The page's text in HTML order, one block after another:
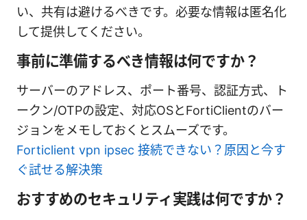
い、共有は避けるべきです。必要な情報は匿名化
して提供してください。
事前に準備するべき情報は何ですか？
サーバーのアドレス、ポート番号、認証方式、ト
ークン/OTPの設定、対応OSとFortiClientのバー
ジョンをメモしておくとスムーズです。
Forticlient vpn ipsec 接続できない？原因と今す
ぐ試せる解決策
おすすめのセキュリティ実践は何ですか？